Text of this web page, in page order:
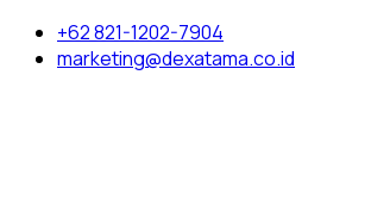
+62 821-1202-7904
marketing@dexatama.co.id